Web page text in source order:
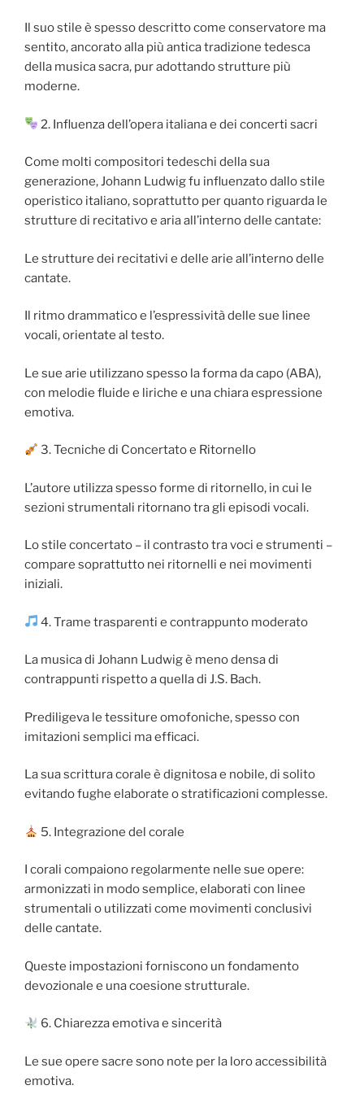
Il suo stile è spesso descritto come conservatore ma
sentito, ancorato alla più antica tradizione tedesca
della musica sacra, pur adottando strutture più
moderne.
2. Influenza dell’opera italiana e dei concerti sacri
Come molti compositori tedeschi della sua
generazione, Johann Ludwig fu influenzato dallo stile
operistico italiano, soprattutto per quanto riguarda le
strutture di recitativo e aria all’interno delle cantate:
Le strutture dei recitativi e delle arie all’interno delle
cantate.
Il ritmo drammatico e l’espressività delle sue linee
vocali, orientate al testo.
Le sue arie utilizzano spesso la forma da capo (ABA),
con melodie fluide e liriche e una chiara espressione
emotiva.
3. Tecniche di Concertato e Ritornello
L’autore utilizza spesso forme di ritornello, in cui le
sezioni strumentali ritornano tra gli episodi vocali.
Lo stile concertato – il contrasto tra voci e strumenti –
compare soprattutto nei ritornelli e nei movimenti
iniziali.
4. Trame trasparenti e contrappunto moderato
La musica di Johann Ludwig è meno densa di
contrappunti rispetto a quella di J.S. Bach.
Prediligeva le tessiture omofoniche, spesso con
imitazioni semplici ma efficaci.
La sua scrittura corale è dignitosa e nobile, di solito
evitando fughe elaborate o stratificazioni complesse.
5. Integrazione del corale
I corali compaiono regolarmente nelle sue opere:
armonizzati in modo semplice, elaborati con linee
strumentali o utilizzati come movimenti conclusivi
delle cantate.
Queste impostazioni forniscono un fondamento
devozionale e una coesione strutturale.
6. Chiarezza emotiva e sincerità
Le sue opere sacre sono note per la loro accessibilità
emotiva.